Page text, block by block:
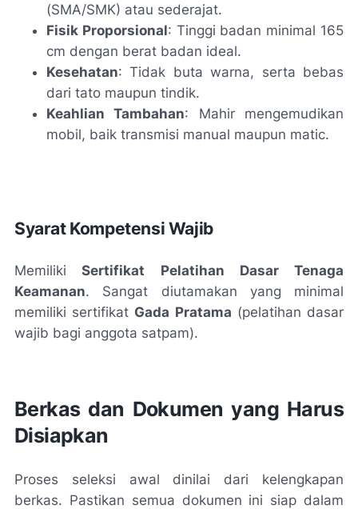
(SMA/SMK) atau sederajat.
Fisik Proporsional: Tinggi badan minimal 165
cm dengan berat badan ideal.
Kesehatan: Tidak buta warna, serta bebas
dari tato maupun tindik.
Keahlian Tambahan: Mahir mengemudikan
mobil, baik transmisi manual maupun matic.
Syarat Kompetensi Wajib
Memiliki Sertifikat Pelatihan Dasar Tenaga
Keamanan. Sangat diutamakan yang minimal
memiliki sertifikat Gada Pratama (pelatihan dasar
wajib bagi anggota satpam).
Berkas dan Dokumen yang Harus
Disiapkan
Proses seleksi awal dinilai dari kelengkapan
berkas. Pastikan semua dokumen ini siap dalam